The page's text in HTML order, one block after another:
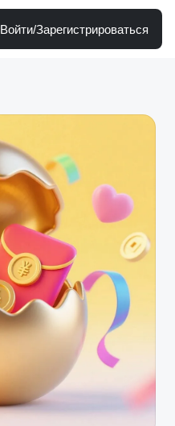
Войти/Зарегистрироваться